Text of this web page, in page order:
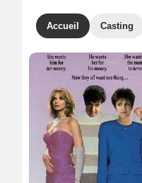
Accueil Casting